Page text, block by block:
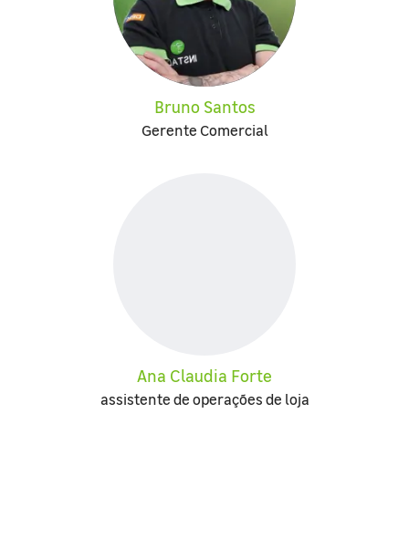
Bruno Santos
Gerente Comercial
Ana Claudia Forte
assistente de operações de loja